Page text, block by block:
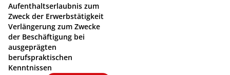
Aufenthaltserlaubnis zum
Zweck der Erwerbstätigkeit
Verlängerung zum Zwecke
der Beschäftigung bei
ausgeprägten
berufspraktischen
Kenntnissen